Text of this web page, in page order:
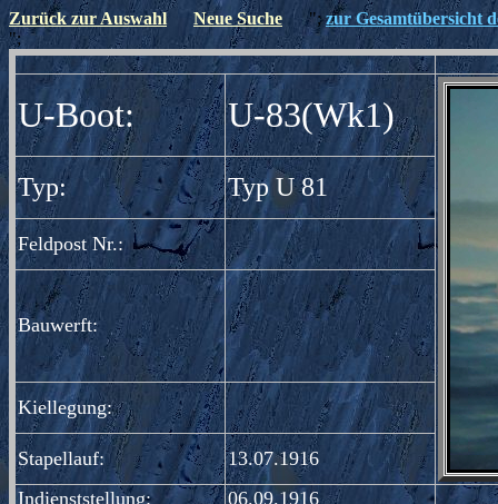
Zurück zur Auswahl Neue Suche ";zur Gesamtübersicht
";
U-Boot: U-83(Wk1)
Typ: Typ U 81
Feldpost Nr.:
Bauwerft:
Kiellegung:
Stapellauf:
13.07.1916
Indienststellung:
06.09.1916